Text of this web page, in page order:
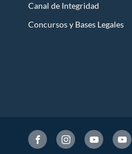
Canal de Integridad
Concursos y Bases Legales